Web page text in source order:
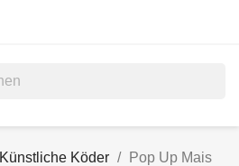
Künstliche Köder
Pop Up Mais